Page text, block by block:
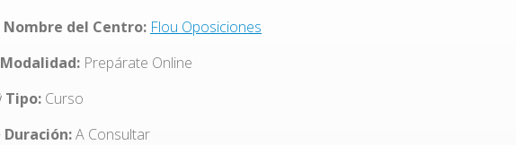
Nombre del Centro: Flou Oposiciones
Modalidad: Prepárate Online
Tipo: Curso
Duración:A Consultar